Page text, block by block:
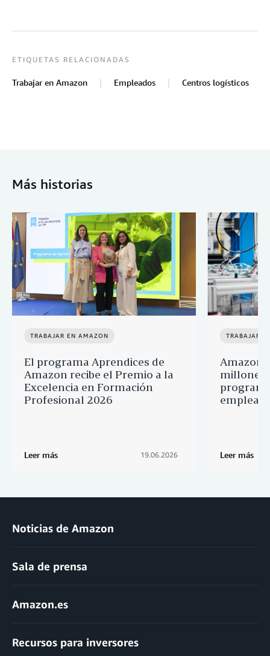
ETIQUETAS RELACIONADAS
Trabajar en Amazon Empleados Centros logísticos
Más historias
TRABAJAR EN AMAZON
El programa Aprendices de
Amazon recibe el Premio a la
Excelencia en Formación
Profesional 2026
Leer más 19.06.2026
TRABAJAR
Amazon
millones
Leer más
Noticias de Amazon
Sala de prensa
Amazon.es
Recursos para inversores